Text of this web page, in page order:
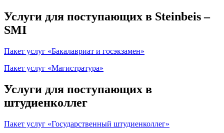
Услуги для поступающих в Steinbeis –
SMI
Пакет услуг «Бакалавриат и госэкзамен»
Пакет услуг «Магистратура»
Услуги для поступающих в
штудиенколлег
Пакет услуг «Государственный штудиенколлег»